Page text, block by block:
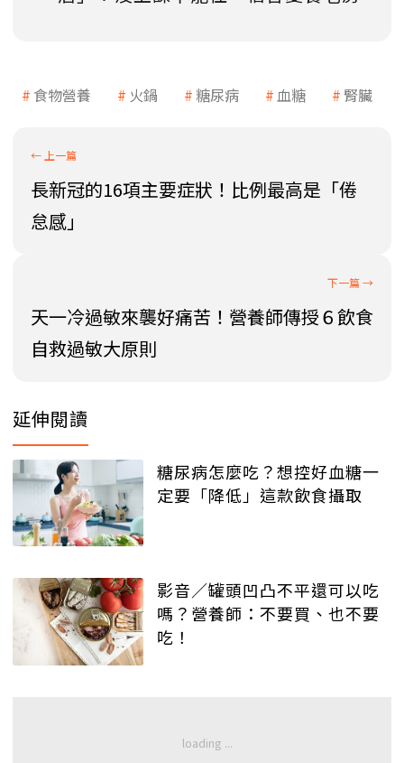
食物營養 火鍋 糖尿病 血糖 腎臟
長新冠的16項主要症狀！比例最高是「倦
怠感」
天一冷過敏來襲好痛苦！營養師傳授６飲食
自救過敏大原則
延伸閱讀
糖尿病怎麼吃？想控好血糖一
定要「降低」這款飲食攝取
影音／罐頭凹凸不平還可以吃
嗎？營養師：不要買、也不要
吃！